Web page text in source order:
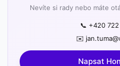
Nevíte si rady nebo máte
📞 +420
✉️
Napsat